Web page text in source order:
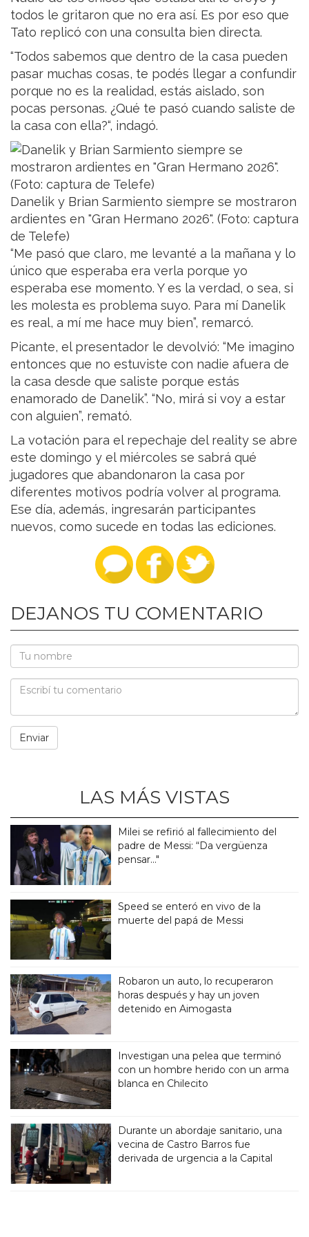
todos le gritaron que no era así. Es por eso que
Tato replicó con una consulta bien directa.
“Todos sabemos que dentro de la casa pueden
pasar muchas cosas, te podés llegar a confundir
porque no es la realidad, estás aislado, son
pocas personas. ¿Qué te pasó cuando saliste de
la casa con ella?“, indagó.
Danelik y Brian Sarmiento siempre se mostraron
ardientes en "Gran Hermano 2026". (Foto: captura
de Telefe)
“Me pasó que claro, me levanté a la mañana y lo
único que esperaba era verla porque yo
esperaba ese momento. Y es la verdad, o sea, si
les molesta es problema suyo. Para mí Danelik
es real, a mí me hace muy bien”, remarcó.
Picante, el presentador le devolvió: “Me imagino
entonces que no estuviste con nadie afuera de
la casa desde que saliste porque estás
enamorado de Danelik”. “No, mirá si voy a estar
con alguien”, remató.
La votación para el repechaje del reality se abre
este domingo y el miércoles se sabrá qué
jugadores que abandonaron la casa por
diferentes motivos podría volver al programa.
Ese día, además, ingresarán participantes
nuevos, como sucede en todas las ediciones.
DEJANOS TU COMENTARIO
LAS MÁS VISTAS
Milei se refirió al fallecimiento del
padre de Messi: “Da vergüenza
pensar..."
Speed se enteró en vivo de la
muerte del papá de Messi
Robaron un auto, lo recuperaron
horas después y hay un joven
detenido en Aimogasta
Investigan una pelea que terminó
con un hombre herido con un arma
blanca en Chilecito
Durante un abordaje sanitario, una
vecina de Castro Barros fue
derivada de urgencia a la Capital